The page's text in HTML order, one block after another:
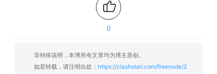
0
非特殊说明，本博所有文章均为博主原创。
如若转载，请注明出处： https://clashstair.com/freenode/2